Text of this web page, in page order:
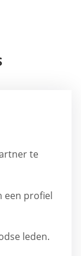
te
een profiel
leden.